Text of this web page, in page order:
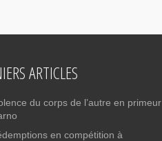
ARTICLES
du corps de l’autre en primeur
en compétition à